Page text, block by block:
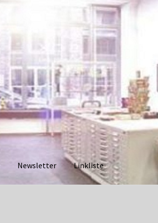
Newsletter Linkliste